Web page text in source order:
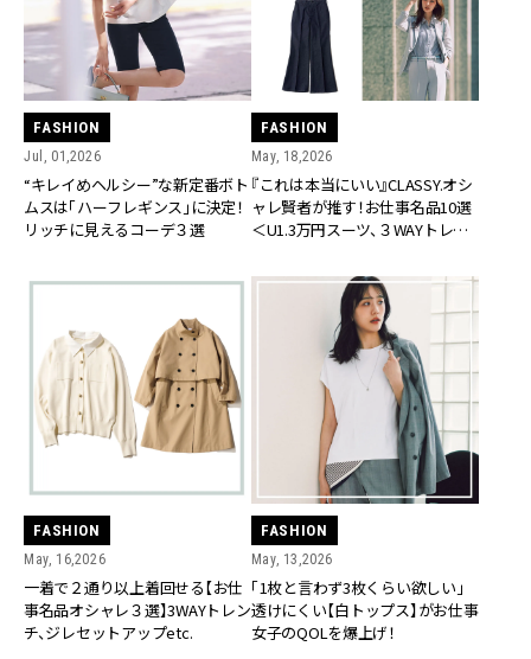
FASHION
Jul, 01,2026
“キレイめヘルシー”な新定番ボト
ムスは「ハーフレギンス」に決定！
リッチに見えるコーデ３選
FASHION
May, 18,2026
『これは本当にいい』CLASSY.オシ
ャレ賢者が推す！お仕事名品10選
＜U1.3万円スーツ、３WAYトレン
FASHION
May, 16,2026
一着で２通り以上着回せる【お仕
事名品オシャレ３選】3WAYトレン
チ、ジレセットアップetc.
FASHION
May, 13,2026
「1枚と言わず3枚くらい欲しい」
透けにくい【白トップス】がお仕事
女子のQOLを爆上げ！